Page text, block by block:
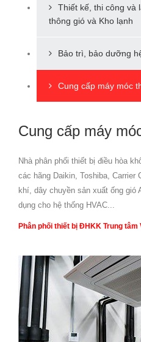
Thiết kế, thi công và
thông gió và Kho lạnh
Bảo trì, bảo dưỡng
Cung cấp máy móc
Cung cấp máy
Nhà phân phối thiết bị điều hòa
các hãng Daikin, Toshiba,
khí, dây chuyền sản xuất ống gió
dụng cho hệ thống HVAC...
Phân phối thiết bị ĐHKK Trung tâm